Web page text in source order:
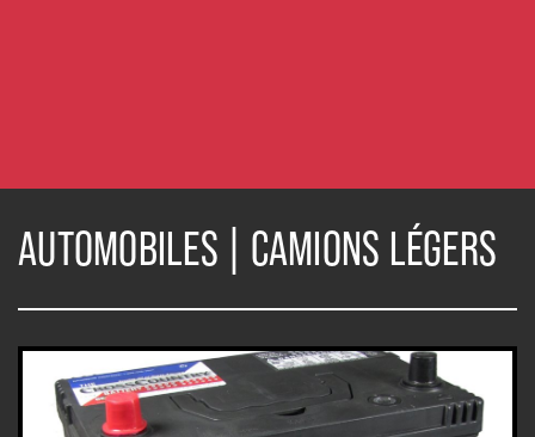
AUTOMOBILES | CAMIONS LÉGERS